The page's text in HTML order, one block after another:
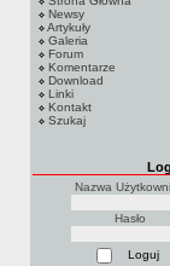
Newsy
Artykuły
Galeria
Forum
Komentarze
Download
Linki
Kontakt
Szukaj
Nazwa
Hasło